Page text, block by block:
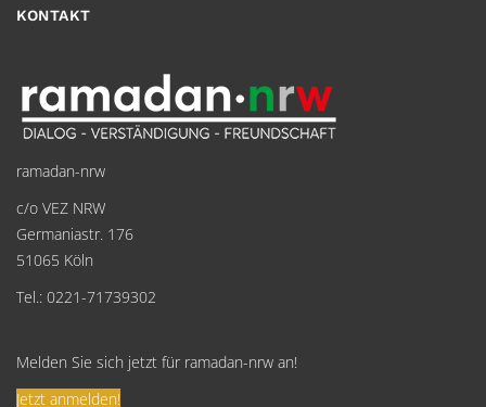
KONTAKT
ramadan-nrw
c/o VEZ NRW
Germaniastr. 176
51065 Köln
Tel.: 0221-71739302
Melden Sie sich jetzt für ramadan-nrw an!
Jetzt anmelden!